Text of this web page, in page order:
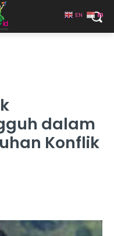
dalam
Konflik
EN ID